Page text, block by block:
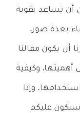
أن تساعد تقوية
بعدة صور.
أن يكون مقالنا
أهميتها، وكيفية
وإذا
سيكون عليكم